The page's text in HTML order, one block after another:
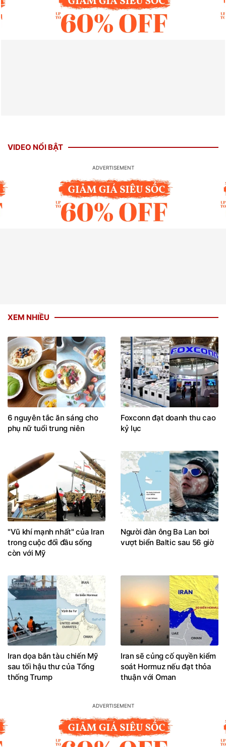
VIDEO NỔI BẬT
XEM NHIỀU
6 nguyên tắc ăn sáng cho
phụ nữ tuổi trung niên
Foxconn đạt doanh thu cao
kỷ lục
"Vũ khí mạnh nhất" của Iran
trong cuộc đối đầu sống
còn với Mỹ
Người đàn ông Ba Lan bơi
vượt biển Baltic sau 56 giờ
Iran dọa bắn tàu chiến Mỹ
sau tối hậu thư của Tổng
thống Trump
Iran sẽ củng cố quyền kiểm
soát Hormuz nếu đạt thỏa
thuận với Oman